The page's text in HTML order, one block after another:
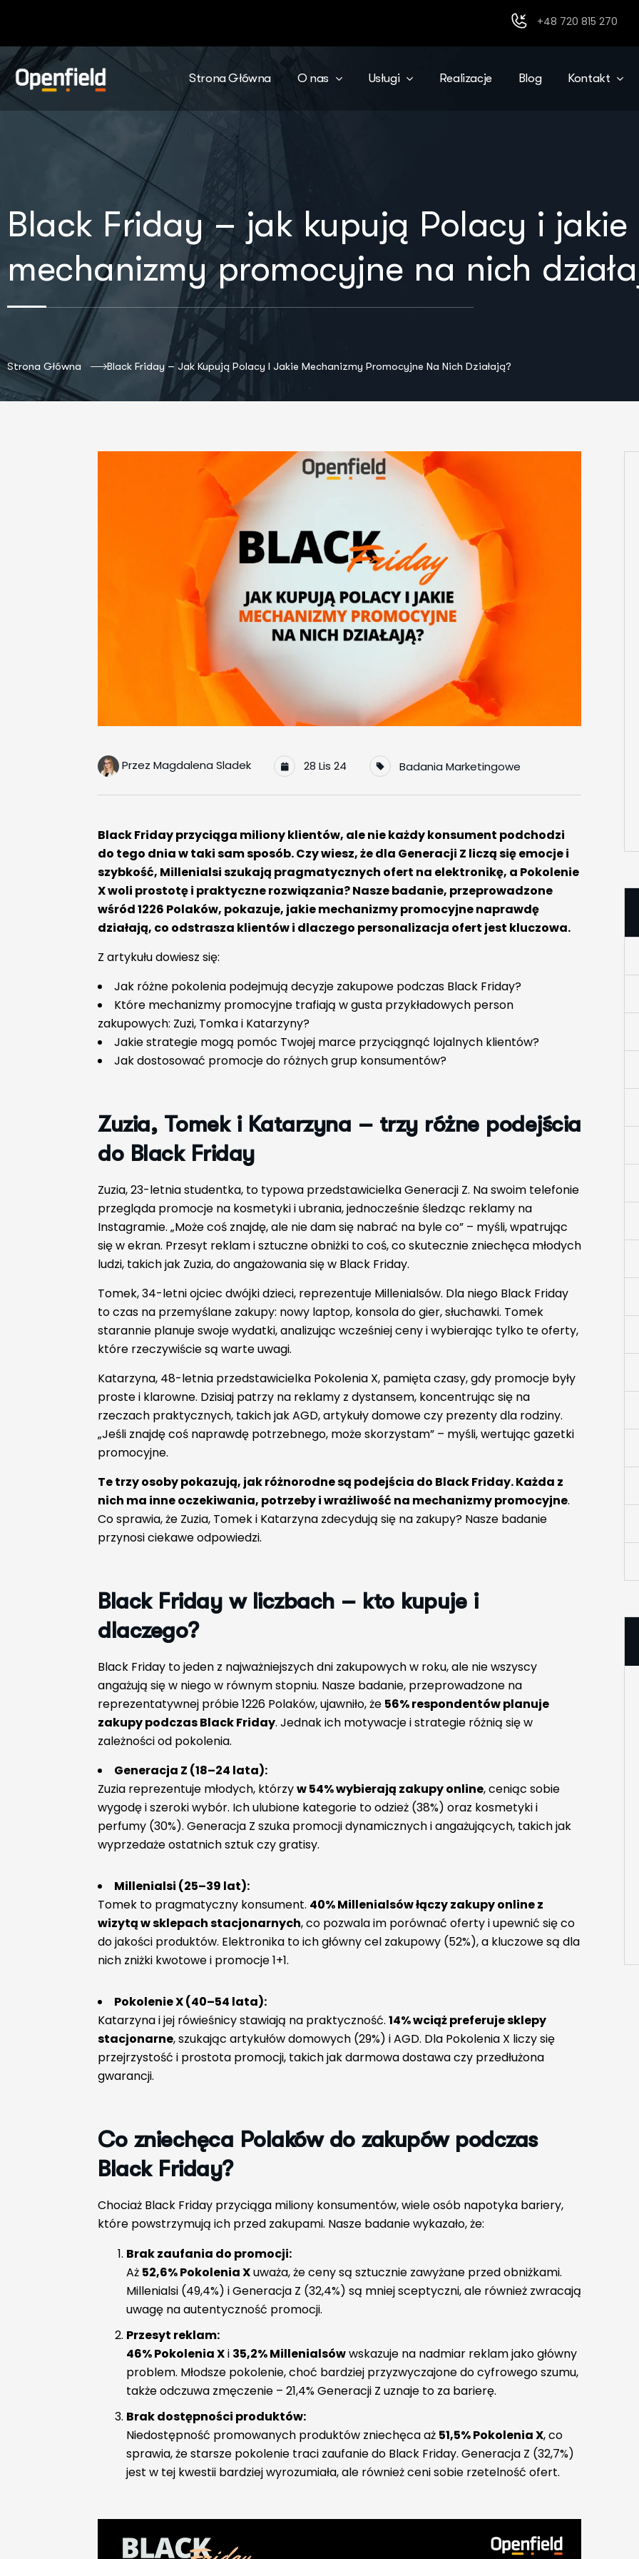
+48 720 815 270
Strona Główna O nas Usługi Realizacje Blog Kontakt
Black Friday – jak kupują Polacy i jakie
mechanizmy promocyjne na nich
Strona Główna Black Friday – Jak Kupują Polacy I Jakie Mechanizmy Promocyjne Na Nich Działają?
Przez Magdalena Sladek 28 Lis 24 Badania Marketingowe
Black Friday przyciąga miliony klientów, ale nie każdy konsument podchodzi
do tego dnia w taki sam sposób. Czy wiesz, że dla Generacji Z liczą się emocje i
szybkość, Millenialsi szukają pragmatycznych ofert na elektronikę, a Pokolenie
X woli prostotę i praktyczne rozwiązania? Nasze badanie, przeprowadzone
wśród 1226 Polaków, pokazuje, jakie mechanizmy promocyjne naprawdę
działają, co odstrasza klientów i dlaczego personalizacja ofert jest kluczowa.
Z artykułu dowiesz się:
Jak różne pokolenia podejmują decyzje zakupowe podczas Black Friday?
Które mechanizmy promocyjne trafiają w gusta przykładowych person
zakupowych: Zuzi, Tomka i Katarzyny?
Jakie strategie mogą pomóc Twojej marce przyciągnąć lojalnych klientów?
Jak dostosować promocje do różnych grup konsumentów?
Zuzia, Tomek i Katarzyna – trzy różne podejścia
do Black Friday
Zuzia, 23-letnia studentka, to typowa przedstawicielka Generacji Z. Na swoim telefonie
przegląda promocje na kosmetyki i ubrania, jednocześnie śledząc reklamy na
Instagramie. „Może coś znajdę, ale nie dam się nabrać na byle co” – myśli, wpatrując
się w ekran. Przesyt reklam i sztuczne obniżki to coś, co skutecznie zniechęca młodych
ludzi, takich jak Zuzia, do angażowania się w Black Friday.
Tomek, 34-letni ojciec dwójki dzieci, reprezentuje Millenialsów. Dla niego Black Friday
to czas na przemyślane zakupy: nowy laptop, konsola do gier, słuchawki. Tomek
starannie planuje swoje wydatki, analizując wcześniej ceny i wybierając tylko te oferty,
które rzeczywiście są warte uwagi.
Katarzyna, 48-letnia przedstawicielka Pokolenia X, pamięta czasy, gdy promocje były
proste i klarowne. Dzisiaj patrzy na reklamy z dystansem, koncentrując się na
rzeczach praktycznych, takich jak AGD, artykuły domowe czy prezenty dla rodziny.
„Jeśli znajdę coś naprawdę potrzebnego, może skorzystam” – myśli, wertując gazetki
promocyjne.
Te trzy osoby pokazują, jak różnorodne są podejścia do Black Friday. Każda z
nich ma inne oczekiwania, potrzeby i wrażliwość na mechanizmy promocyjne.
Co sprawia, że Zuzia, Tomek i Katarzyna zdecydują się na zakupy? Nasze badanie
przynosi ciekawe odpowiedzi.
Black Fridayw liczbach – kto kupuje i
dlaczego?
Black Friday to jeden z najważniejszych dni zakupowych w roku, ale nie wszyscy
angażują się w niego w równym stopniu. Nasze badanie, przeprowadzone na
reprezentatywnej próbie 1226 Polaków, ujawniło, że 56% respondentów planuje
zakupy podczas Black Friday. Jednak ich motywacje i strategie różnią się w
zależności od pokolenia.
Generacja Z (18–24 lata):
Zuzia reprezentuje młodych, którzyw 54% wybierają zakupy online, ceniąc sobie
wygodę i szeroki wybór. Ich ulubione kategorie to odzież (38%) oraz kosmetyki i
perfumy (30%). Generacja Z szuka promocji dynamicznych i angażujących, takich jak
wyprzedaże ostatnich sztuk czy gratisy.
Millenialsi (25–39 lat):
Tomek to pragmatyczny konsument. 40% Millenialsów łączy zakupy online z
wizytą w sklepach stacjonarnych, co pozwala im porównać oferty i upewnić się co
do jakości produktów. Elektronika to ich główny cel zakupowy (52%), a kluczowe są dla
nich zniżki kwotowe i promocje 1+1.
Pokolenie X (40–54 lata):
Katarzyna i jej rówieśnicy stawiają na praktyczność. 14% wciąż preferuje sklepy
stacjonarne, szukając artykułów domowych (29%) i AGD. Dla Pokolenia X liczy się
przejrzystość i prostota promocji, takich jak darmowa dostawa czy przedłużona
gwarancji.
Co zniechęca Polaków do zakupów podczas
Black Friday?
Chociaż Black Friday przyciąga miliony konsumentów, wiele osób napotyka bariery,
które powstrzymują ich przed zakupami. Nasze badanie wykazało, że:
Brak zaufania do promocji:
Aż 52,6% Pokolenia Xuważa, że ceny są sztucznie zawyżane przed obniżkami.
Millenialsi (49,4%) i Generacja Z (32,4%) są mniej sceptyczni, ale również zwracają
uwagę na autentyczność promocji.
Przesyt reklam:
46% Pokolenia Xi 35,2% Millenialsówwskazuje na nadmiar reklam jako główny
problem. Młodsze pokolenie, choć bardziej przyzwyczajone do cyfrowego szumu,
także odczuwa zmęczenie – 21,4% Generacji Z uznaje to za barierę.
Brak dostępności produktów:
Niedostępność promowanych produktów zniechęca aż 51,5% Pokolenia X, co
sprawia, że starsze pokolenie traci zaufanie do Black Friday. Generacja Z (32,7%)
jest w tej kwestii bardziej wyrozumiała, ale również ceni sobie rzetelność ofert.